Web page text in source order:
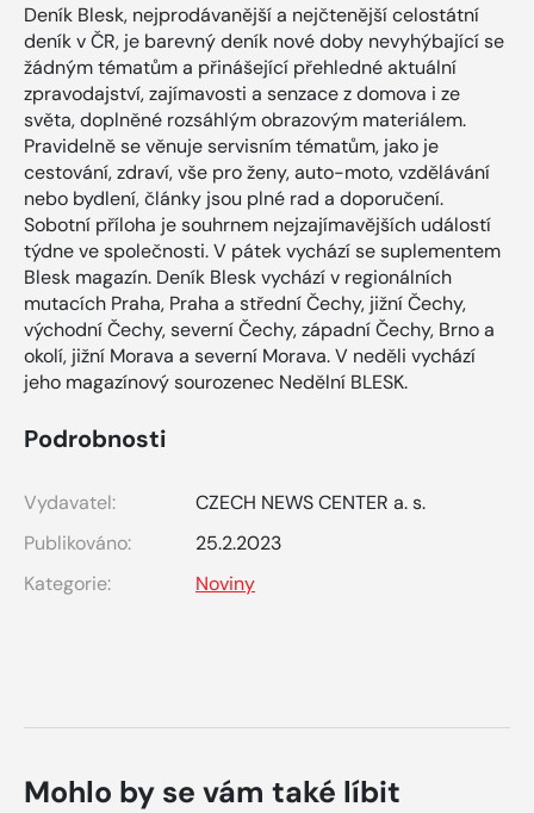
Deník Blesk, nejprodávanější a nejčtenější celostátní
deník v ČR, je barevný deník nové doby nevyhýbající se
žádným tématům a přinášející přehledné aktuální
zpravodajství, zajímavosti a senzace z domova i ze
světa, doplněné rozsáhlým obrazovým materiálem.
Pravidelně se věnuje servisním tématům, jako je
cestování, zdraví, vše pro ženy, auto-moto, vzdělávání
nebo bydlení, články jsou plné rad a doporučení.
Sobotní příloha je souhrnem nejzajímavějších událostí
týdne ve společnosti. V pátek vychází se suplementem
Blesk magazín. Deník Blesk vychází v regionálních
mutacích Praha, Praha a střední Čechy, jižní Čechy,
východní Čechy, severní Čechy, západní Čechy, Brno a
okolí, jižní Morava a severní Morava. V neděli vychází
jeho magazínový sourozenec Nedělní BLESK.
Podrobnosti
Vydavatel:
CZECH NEWS CENTER a. s.
Publikováno:
25.2.2023
Kategorie:
Noviny
Mohlo by se vám také líbit